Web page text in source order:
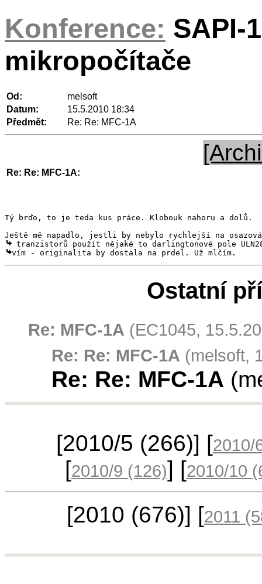
Konference: SAPI-
mikropočítače
Od:
melsoft
Datum:
15.5.2010 18:34
Předmět:
Re: Re: MFC-1A
Re: Re: MFC-1A:
Tý brďo, to je teda kus práce. Klobouk nahoru a dolů.
vím - originalita by dostala na prdel. Už mlčím.
Ostatní
Re: MFC-1A (EC1045,
Re: Re: MFC-1A (melsoft,
Re: Re: MFC-1A
[2010/5 (266)] [
[2010/9 (126)] [2010/10
[2010 (676)] [2011